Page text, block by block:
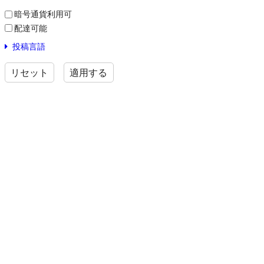
暗号通貨利用可
配達可能
投稿言語
リセット 適用する